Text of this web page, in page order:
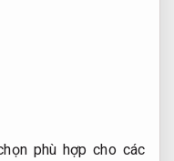
phù hợp cho các